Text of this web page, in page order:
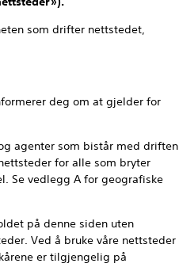
som drifter nettstedet,
deg om at gjelder for
agenter som bistår med driften
for alle som bryter
Se vedlegg A for geografiske
på denne siden uten
Ved å bruke våre nettsteder
er tilgjengelig på